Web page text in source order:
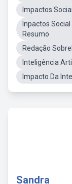
Impactos
Inpactos
Resumo
Redação
Inteligência
Impacto Da
Sandra